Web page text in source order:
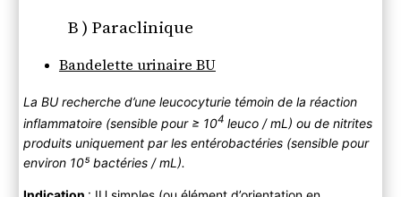
B ) Paraclinique
Bandelette urinaire BU
La BU recherche d’une leucocyturie témoin de la réaction
inflammatoire (sensible pour ≥ 104leuco / mL) ou de nitrites
produits uniquement par les entérobactéries (sensible pour
environ 10⁵ bactéries / mL).